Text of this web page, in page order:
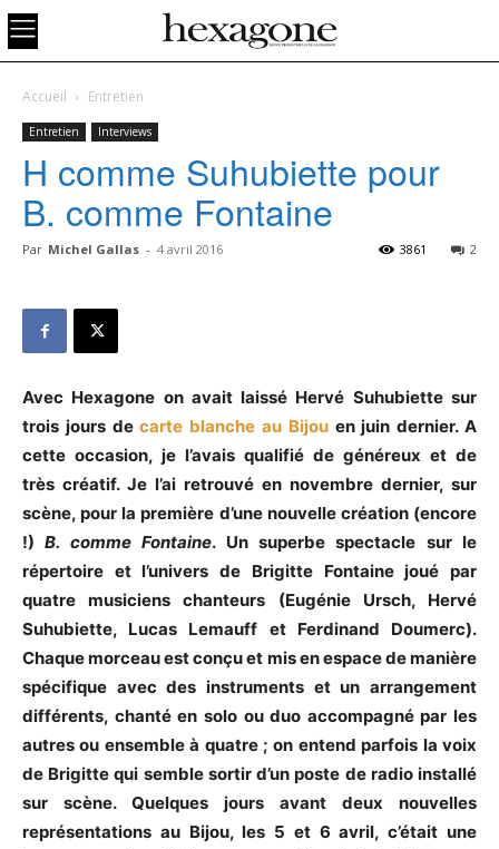
Accueil Entretien
Entretien Interviews
H comme Suhubiette pour
B. comme Fontaine
Par Michel Gallas - 4 avril 2016 2
3861
Avec Hexagone on avait laissé Hervé Suhubiette sur
trois jours decarte blanche au Bijouen juin dernier. A
cette occasion, je l’avais qualifié de généreux et de
très créatif. Je l’ai retrouvé en novembre dernier, sur
scène, pour la première d’une nouvelle création (encore
!)B. comme Fontaine. Un superbe spectacle sur le
répertoire et l’univers de Brigitte Fontaine joué par
quatre musiciens chanteurs (Eugénie Ursch, Hervé
Suhubiette, Lucas Lemauff et Ferdinand Doumerc).
Chaque morceau est conçu et mis en espace de manière
spécifique avec des instruments et un arrangement
différents, chanté en solo ou duo accompagné par les
autres ou ensemble à quatre ; on entend parfois la voix
de Brigitte qui semble sortir d’un poste de radio installé
sur scène. Quelques jours avant deux nouvelles
représentations au Bijou, les 5 et 6 avril, c’était une